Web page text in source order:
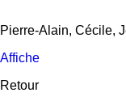
Pierre-Alain, Cécile,
Affiche
Retour